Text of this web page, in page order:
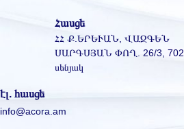
Հասցե
ՀՀ Ք.ԵՐԵՒԱՆ, ՎԱԶԳԵՆ
ՍԱՐԳՍՅԱՆ ՓՈՂ. 26/3, 702
սենյակ
էլ. հասցե
info@acora.am